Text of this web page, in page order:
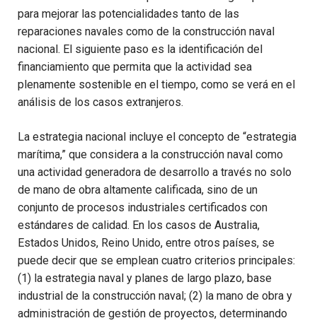
para mejorar las potencialidades tanto de las
reparaciones navales como de la construcción naval
nacional. El siguiente paso es la identificación del
financiamiento que permita que la actividad sea
plenamente sostenible en el tiempo, como se verá en el
análisis de los casos extranjeros.
La estrategia nacional incluye el concepto de “estrategia
marítima,” que considera a la construcción naval como
una actividad generadora de desarrollo a través no solo
de mano de obra altamente calificada, sino de un
conjunto de procesos industriales certificados con
estándares de calidad. En los casos de Australia,
Estados Unidos, Reino Unido, entre otros países, se
puede decir que se emplean cuatro criterios principales:
(1) la estrategia naval y planes de largo plazo, base
industrial de la construcción naval; (2) la mano de obra y
administración de gestión de proyectos, determinando